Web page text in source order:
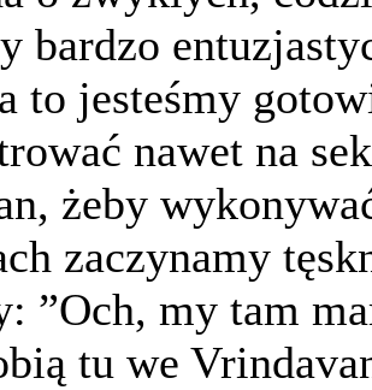
bardzo
to jesteśmy
nawet na
żeby
zaczynamy
”Och, my tam
tu we